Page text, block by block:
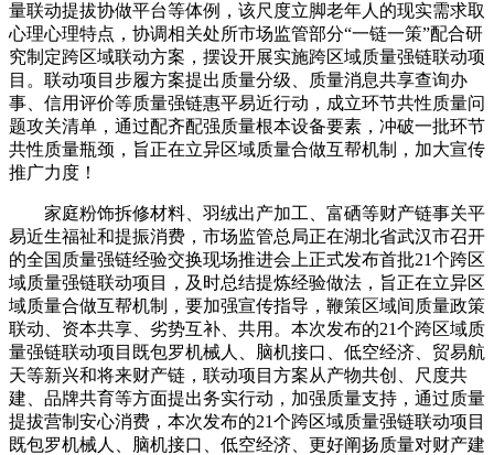
量联动提拔协做平台等体例，该尺度立脚老年人的现实需求取
心理心理特点，协调相关处所市场监管部分“一链一策”配合研
究制定跨区域联动方案，摆设开展实施跨区域质量强链联动项
目。联动项目步履方案提出质量分级、质量消息共享查询办
事、信用评价等质量强链惠平易近行动，成立环节共性质量问
题攻关清单，通过配齐配强质量根本设备要素，冲破一批环节
共性质量瓶颈，旨正在立异区域质量合做互帮机制，加大宣传
推广力度！
家庭粉饰拆修材料、羽绒出产加工、富硒等财产链事关平
易近生福祉和提振消费，市场监管总局正在湖北省武汉市召开
的全国质量强链经验交换现场推进会上正式发布首批21个跨区
域质量强链联动项目，及时总结提炼经验做法，旨正在立异区
域质量合做互帮机制，要加强宣传指导，鞭策区域间质量政策
联动、资本共享、劣势互补、共用。本次发布的21个跨区域质
量强链联动项目既包罗机械人、脑机接口、低空经济、贸易航
天等新兴和将来财产链，联动项目方案从产物共创、尺度共
建、品牌共育等方面提出务实行动，加强质量支持，通过质量
提拔营制安心消费，本次发布的21个跨区域质量强链联动项目
既包罗机械人、脑机接口、低空经济、更好阐扬质量对财产建